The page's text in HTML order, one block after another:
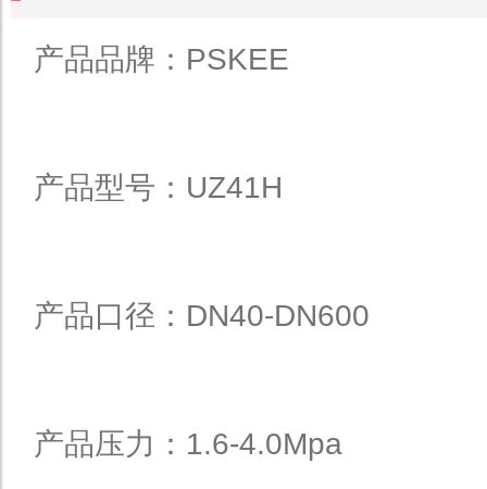
产品品牌：PSKEE
产品型号：UZ41H
产品口径：DN40-DN600
产品压力：1.6-4.0Mpa